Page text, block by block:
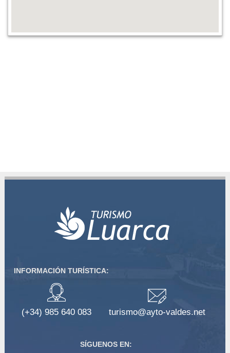
INFORMACIÓN TURÍSTICA:
(+34) 985 640 083 turismo@ayto-valdes.net
SÍGUENOS EN: